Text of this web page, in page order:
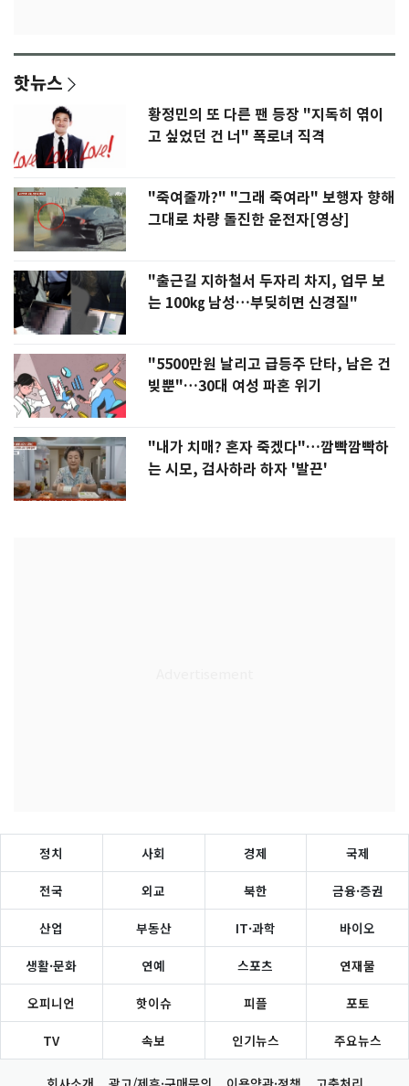
핫뉴스
황정민의 또 다른 팬 등장 "지독히 엮이
고 싶었던 건 너" 폭로녀 직격
"죽여줄까?" "그래 죽여라" 보행자 향해
그대로 차량 돌진한 운전자[영상]
"출근길 지하철서 두자리 차지, 업무 보
는 100㎏ 남성…부딪히면 신경질"
"5500만원 날리고 급등주 단타, 남은 건
빚뿐"…30대 여성 파혼 위기
"내가 치매? 혼자 죽겠다"…깜빡깜빡하
는 시모, 검사하라 하자 '발끈'
정치 사회 경제 국제
전국 외교 북한 금융·증권
산업 부동산 IT·과학 바이오
생활·문화 연예 스포츠 연재물
오피니언 핫이슈 피플 포토
TV 속보 인기뉴스 주요뉴스